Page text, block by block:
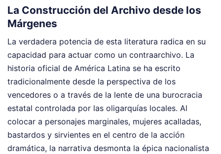
La Construcción del Archivo desde los
Márgenes
La verdadera potencia de esta literatura radica en su
capacidad para actuar como un contraarchivo. La
historia oficial de América Latina se ha escrito
tradicionalmente desde la perspectiva de los
vencedores o a través de la lente de una burocracia
estatal controlada por las oligarquías locales. Al
colocar a personajes marginales, mujeres acalladas,
bastardos y sirvientes en el centro de la acción
dramática, la narrativa desmonta la épica nacionalista